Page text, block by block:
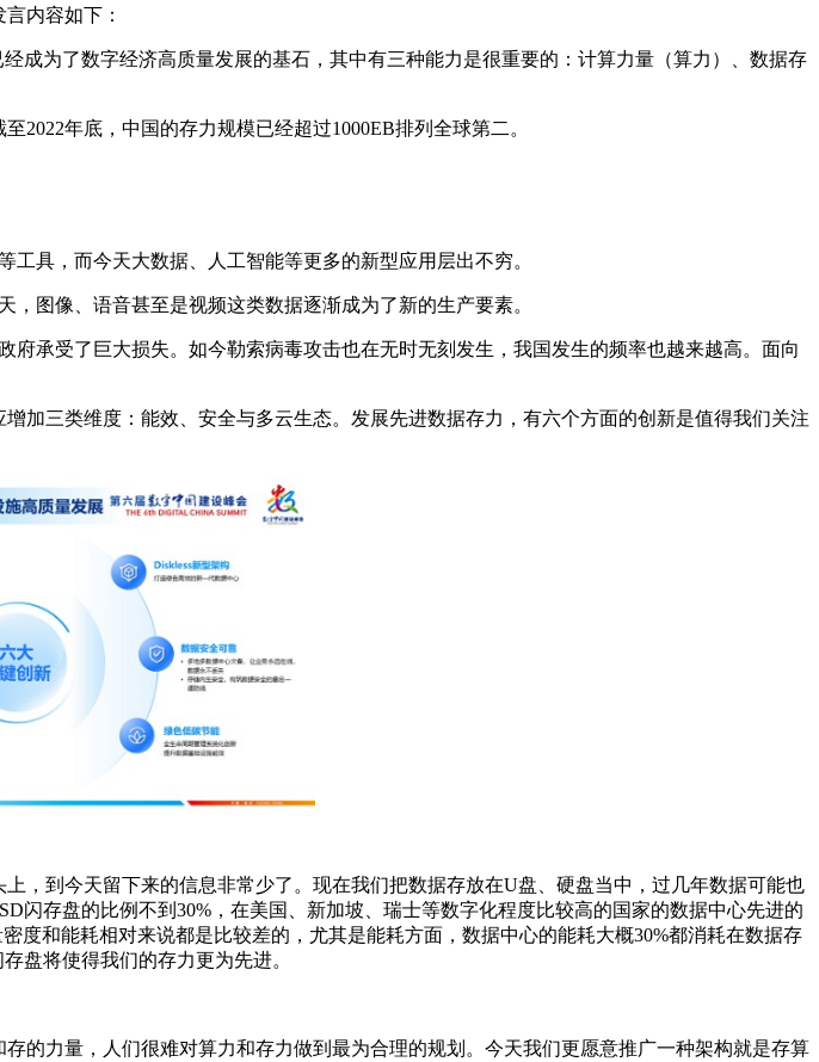
言内容如下：
成为了数字经济高质量发展的基石，其中有三种能力是很重要的：计算力量（算力）、数据存
2022年底，中国的存力规模已经超过1000EB排列全球第二。
具，而今天大数据、人工智能等更多的新型应用层出不穷。
图像、语音甚至是视频这类数据逐渐成为了新的生产要素。
府承受了巨大损失。如今勒索病毒攻击也在无时无刻发生，我国发生的频率也越来越高。面向
加三类维度：能效、安全与多云生态。发展先进数据存力，有六个方面的创新是值得我们关注
，到今天留下来的信息非常少了。现在我们把数据存放在U盘、硬盘当中，过几年数据可能也
闪存盘的比例不到30%，在美国、新加坡、瑞士等数字化程度比较高的国家的数据中心先进的
度和能耗相对来说都是比较差的，尤其是能耗方面，数据中心的能耗大概30%都消耗在数据存
盘将使得我们的存力更为先进。
的力量，人们很难对算力和存力做到最为合理的规划。今天我们更愿意推广一种架构就是存算